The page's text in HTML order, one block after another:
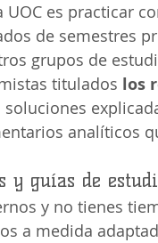
es practicar
de semestres
grupos de
titulados los
soluciones
analíticos
y guías de
y no tienes
a medida